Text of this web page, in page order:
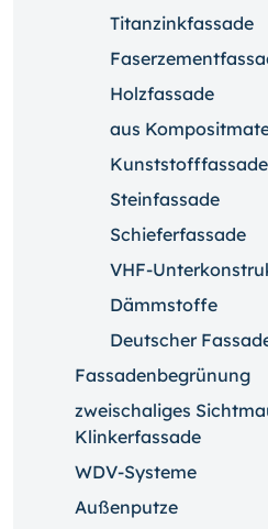
Titanzinkfassade
Holzfassade
aus
Kunststofffassade
Steinfassade
Schieferfassade
VHF-
Dämmstoffe
Deutscher
Fassadenbegrünung
zweischaliges
Klinkerfassade
WDV-Systeme
Außenputze